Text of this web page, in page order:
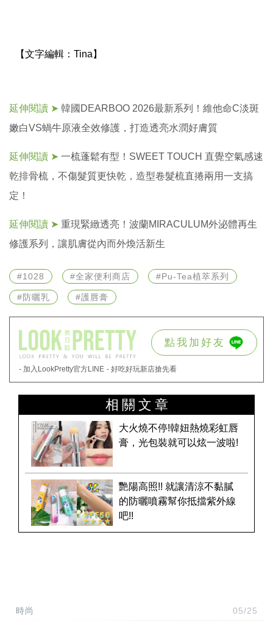
【文字編輯： Tina】
延伸閱讀 ➤ 韓國DEARBOO 2026最新系列！維他命C淡斑
嫩白VS蝸牛原液全效修護，打造透亮水潤好膚質
延伸閱讀 ➤ 一梳蓬鬆有型！SWEET TOUCH 直覺空氣感速
乾排骨梳，不傷髮質更快乾，造型卷髮梳直捲兩用一支搞
定！
延伸閱讀 ➤ 重現緊緻透亮！波蘭MIRACULUM外泌體再生
修護系列，讓肌膚從內而外煥活新生
#1028 #全家便利商店 #Pu-Tea植萃系列
#防曬乳 #護唇膏
- 加入LookPretty官方LINE - 好吃好玩新店搶先看
點我加好友
相關文章
大火燒不停!韓妞熱燒彩虹唇
膏，光包裝就可以炫一波啦!
艷陽高照!! 就讓清涼不黏膩
的防曬噴霧幫你抵擋紫外線
吧!!
時尚 05/25